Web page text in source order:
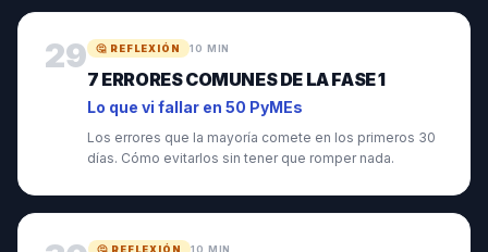
29 🤔 REFLEXIÓN 10 MIN
7 ERRORES COMUNES DE LA FASE 1
Lo que vi fallar en 50 PyMEs
Los errores que la mayoría comete en los primeros 30
días. Cómo evitarlos sin tener que romper nada.
🤔 REFLEXIÓN 10 MIN